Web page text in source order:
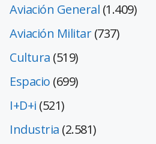
Aviación General (1.409)
Aviación Militar(737)
Cultura (519)
Espacio (699)
I+D+i (521)
Industria (2.581)